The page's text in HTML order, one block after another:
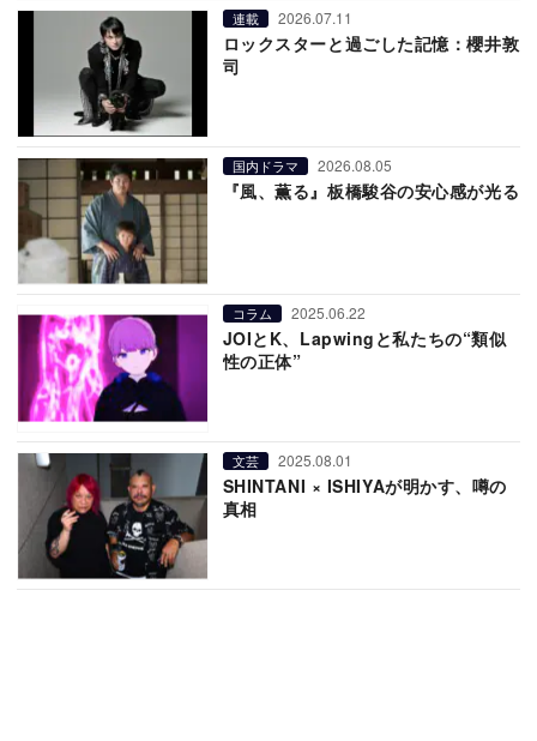
連載 2026.07.11
ロックスターと過ごした記憶：櫻井敦
司
国内ドラマ 2026.08.05
『風、薫る』板橋駿谷の安心感が光る
コラム 2025.06.22
JOIとK、Lapwingと私たちの“類似
性の正体”
文芸 2025.08.01
SHINTANI × ISHIYAが明かす、噂の
真相